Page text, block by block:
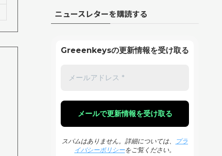
ニュースレターを購読する
Greeenkeysの更新情報を受け取る
スパムはありません。詳細については、
プラ
イバシーポリシーをご覧ください。